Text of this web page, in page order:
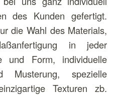
des Kunden gefertigt.
die Wahl des Materials,
in jeder
und Form, individuelle
Musterung, spezielle
Texturen zb.